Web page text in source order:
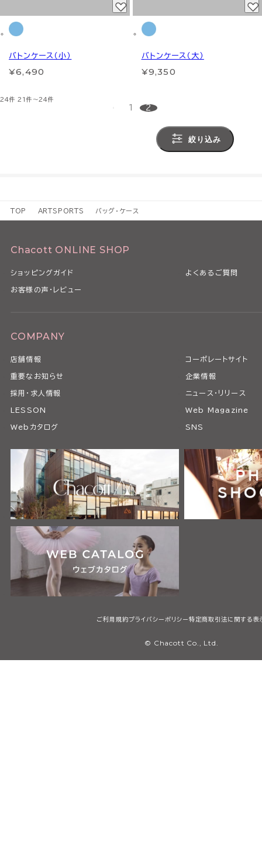
バトンケース（小）
¥6,490
バトンケース（大）
¥9,350
24件21件～24件
1 2
絞り込み
TOP ARTSPORTS バッグ・ケース
Chacott ONLINE SHOP
ショッピングガイド よくあるご質問
お客様の声・レビュー
COMPANY
店舗情報 コーポレートサイト
重要なお知らせ 企業情報
採用・求人情報 ニュース・リリース
LESSON Web Magazine
Webカタログ SNS
ご利用規約プライバシーポリシー特定商取引法に関する表
© Chacott Co., Ltd.